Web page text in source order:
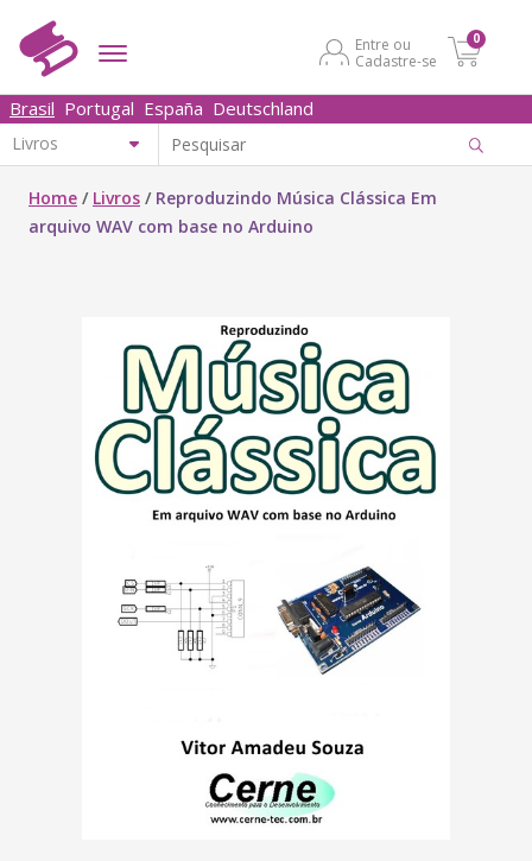
Entre ou
Cadastre-se
0
Brasil Portugal España Deutschland
Home / Livros / Reproduzindo Música Clássica Em
arquivo WAV com base no Arduino